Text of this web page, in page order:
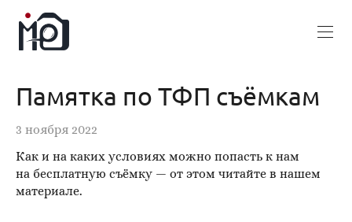
Памятка по ТФП съёмкам
3 ноября 2022
Как и на каких условиях можно попасть к нам
на бесплатную съёмку — от этом читайте в нашем
материале.